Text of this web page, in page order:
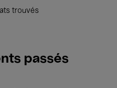
trouvés
passés